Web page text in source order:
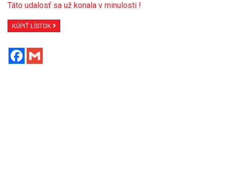
Táto udalosť sa už konala v minulosti !
KÚPIŤ LÍSTOK
Facebook